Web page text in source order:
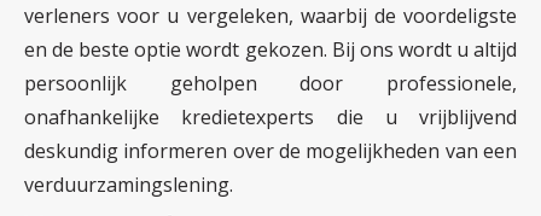
verleners voor u vergeleken, waarbij de voor­deligste
en de beste optie wordt gekozen. Bij ons wordt u altijd
persoonlijk geholpen door professionele,
onafhankelijke krediet­experts die u vrijblijvend
deskundig informeren over de mogelijk­heden van een
verduur­zamings­lening.